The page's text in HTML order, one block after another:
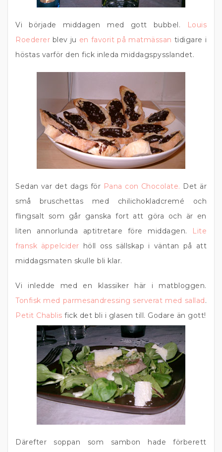
Vi började middagen med gott bubbel.
Louis
Roederer blev ju en favorit på matmässan tidigare i
höstas varför den fick inleda middagspysslandet.
Sedan var det dags för Pana con Chocolate. Det är
små bruschettas med chilichokladcremé och
flingsalt som går ganska fort att göra och är en
liten annorlunda aptitretare före middagen.
Lite
fransk äppelcider höll oss sällskap i väntan på att
middagsmaten skulle bli klar.
Vi inledde med en klassiker här i matbloggen.
Tonfisk med parmesandressing serverat med sallad.
Petit Chablis fick det bli i glasen till. Godare än gott!
Därefter soppan som sambon hade förberett